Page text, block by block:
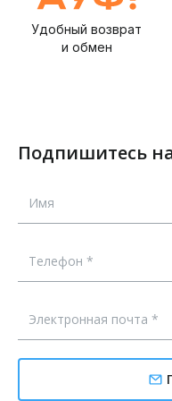
Удобный возврат
и обмен
Подпишитесь